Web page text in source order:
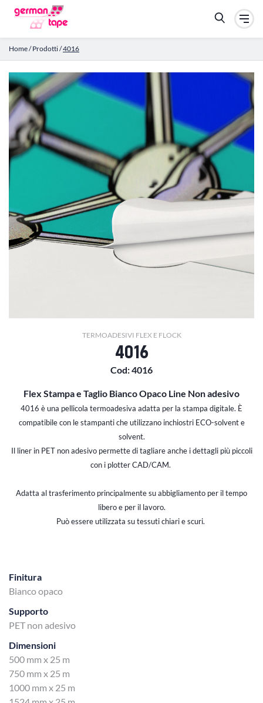
Home/Prodotti/4016
TERMOADESIVI FLEX E FLOCK
4016
Cod: 4016
Flex Stampa e Taglio Bianco Opaco Line Non adesivo
4016 è una pellicola termoadesiva adatta per la stampa digitale. È
compatibile con le stampanti che utilizzano inchiostri ECO-solvent e
solvent.
Il liner in PET non adesivo permette di tagliare anche i dettagli più piccoli
con i plotter CAD/CAM.
Adatta al trasferimento principalmente su abbigliamento per il tempo
libero e per il lavoro.
Può essere utilizzata su tessuti chiari e scuri.
Finitura
Bianco opaco
Supporto
PET non adesivo
Dimensioni
500 mm x 25 m
750 mm x 25 m
1000 mm x 25 m